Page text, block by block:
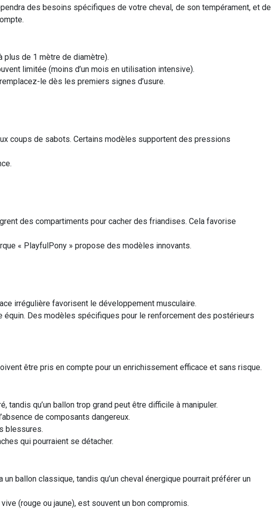
des besoins spécifiques de votre cheval, de son tempérament, et de
de 1 mètre de diamètre).
limitée (moins d’un mois en utilisation intensive).
le dès les premiers signes d’usure.
coups de sabots. Certains modèles supportent des pressions
des compartiments pour cacher des friandises. Cela favorise
« PlayfulPony » propose des modèles innovants.
irrégulière favorisent le développement musculaire.
équin. Des modèles spécifiques pour le renforcement des postérieurs
être pris en compte pour un enrichissement efficace et sans risque.
qu’un ballon trop grand peut être difficile à manipuler.
de composants dangereux.
blessures.
qui pourraient se détacher.
ballon classique, tandis qu’un cheval énergique pourrait préférer un
(rouge ou jaune), est souvent un bon compromis.